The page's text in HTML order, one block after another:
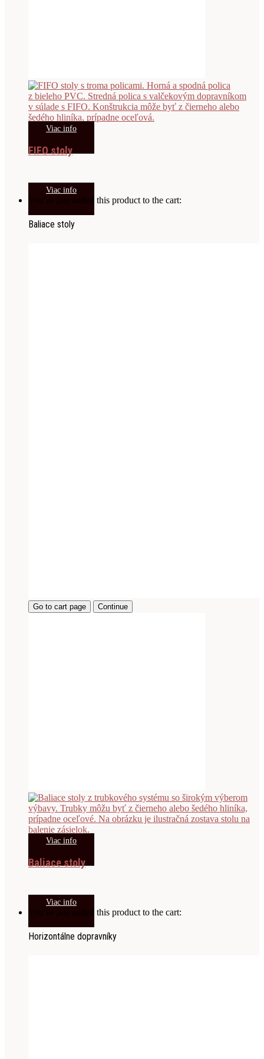
Viac info
FIFO stoly
Viac info
You've just added this product to the cart:
Baliace stoly
Go to cart page Continue
Viac info
Baliace stoly
Viac info
You've just added this product to the cart:
Horizontálne dopravníky